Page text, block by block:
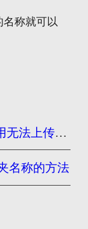
称就可以
传图片处理
名称的方法